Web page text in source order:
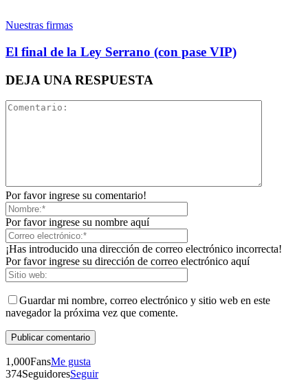
Linkedin
Nuestras firmas
El final de la Ley Serrano (con pase VIP)
DEJA UNA RESPUESTA
Por favor ingrese su comentario!
Por favor ingrese su nombre aquí
¡Has introducido una dirección de correo electrónico incorrecta!
Por favor ingrese su dirección de correo electrónico aquí
Guardar mi nombre, correo electrónico y sitio web en este
navegador la próxima vez que comente.
1,000FansMe gusta
374SeguidoresSeguir